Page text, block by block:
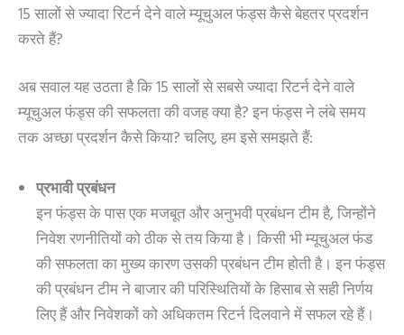
15 सालों से ज्यादा रिटर्न देने वाले म्यूचुअल फंड्स कैसे बेहतर प्रदर्शन
करते हैं?
अब सवाल यह उठता है कि 15 सालों से सबसे ज्यादा रिटर्न देने वाले
म्यूचुअल फंड्स की सफलता की वजह क्या है? इन फंड्स ने लंबे समय
तक अच्छा प्रदर्शन कैसे किया? चलिए, हम इसे समझते हैं:
प्रभावी प्रबंधन
इन फंड्स के पास एक मजबूत और अनुभवी प्रबंधन टीम है, जिन्होंने
निवेश रणनीतियों को ठीक से तय किया है। किसी भी म्यूचुअल फंड
की सफलता का मुख्य कारण उसकी प्रबंधन टीम होती है। इन फंड्स
की प्रबंधन टीम ने बाजार की परिस्थितियों के हिसाब से सही निर्णय
लिए हैं और निवेशकों को अधिकतम रिटर्न दिलवाने में सफल रहे हैं।